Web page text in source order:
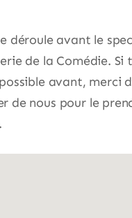
déroule avant le
de la Comédie. Si
avant, merci
de nous pour le